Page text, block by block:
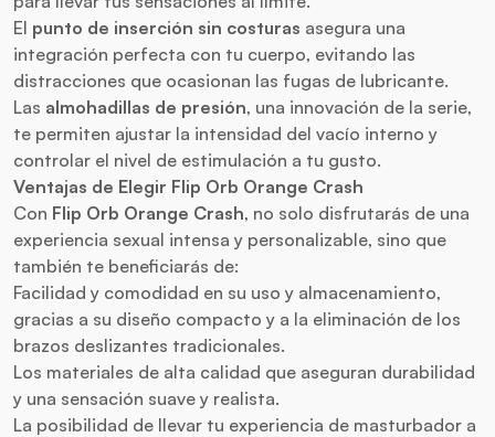
El punto de inserción sin costuras asegura una
integración perfecta con tu cuerpo, evitando las
distracciones que ocasionan las fugas de lubricante.
Las almohadillas de presión, una innovación de la serie,
te permiten ajustar la intensidad del vacío interno y
controlar el nivel de estimulación a tu gusto.
Ventajas de Elegir Flip Orb Orange Crash
Con Flip Orb Orange Crash, no solo disfrutarás de una
experiencia sexual intensa y personalizable, sino que
también te beneficiarás de:
Facilidad y comodidad en su uso y almacenamiento,
gracias a su diseño compacto y a la eliminación de los
brazos deslizantes tradicionales.
Los materiales de alta calidad que aseguran durabilidad
y una sensación suave y realista.
La posibilidad de llevar tu experiencia de masturbador a